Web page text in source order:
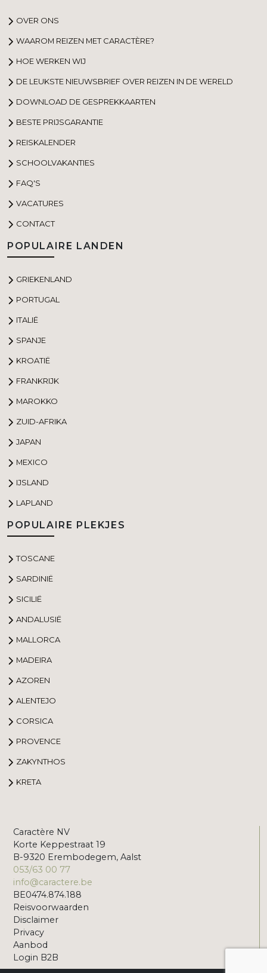
OVER ONS
WAAROM REIZEN MET CARACTÈRE?
HOE WERKEN WIJ
DE LEUKSTE NIEUWSBRIEF OVER REIZEN IN DE WERELD
DOWNLOAD DE GESPREKKAARTEN
BESTE PRIJSGARANTIE
REISKALENDER
SCHOOLVAKANTIES
FAQ'S
VACATURES
CONTACT
POPULAIRE LANDEN
GRIEKENLAND
PORTUGAL
ITALIË
SPANJE
KROATIË
FRANKRIJK
MAROKKO
ZUID-AFRIKA
JAPAN
MEXICO
IJSLAND
LAPLAND
POPULAIRE PLEKJES
TOSCANE
SARDINIË
SICILIË
ANDALUSIË
MALLORCA
MADEIRA
AZOREN
ALENTEJO
CORSICA
PROVENCE
ZAKYNTHOS
KRETA
Caractère NV
Korte Keppestraat 19
B-9320 Erembodegem, Aalst
053/63 00 77
info@caractere.be
BE0474.874.188
Reisvoorwaarden
Disclaimer
Privacy
Aanbod
Login B2B